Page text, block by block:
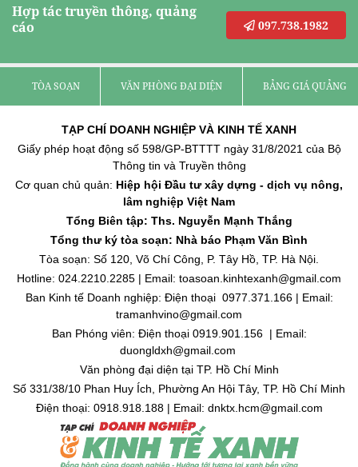
Hợp tác truyền thông, quảng
cáo
097.738.1982
TÒA SOẠN VĂN PHÒNG ĐẠI DIỆN BẢNG GIÁ QUẢNG
TẠP CHÍ DOANH NGHIỆP VÀ KINH TẾ XANH
Giấy phép hoạt động số 598/GP-BTTTT ngày 31/8/2021 của Bộ
Thông tin và Truyền thông
Cơ quan chủ quản: Hiệp hội Đầu tư xây dựng - dịch vụ nông,
lâm nghiệp Việt Nam
Tổng Biên tập: Ths. Nguyễn Mạnh Thắng
Tổng thư ký tòa soạn: Nhà báo Phạm Văn Bình
Tòa soạn: Số 120, Võ Chí Công, P. Tây Hồ, TP. Hà Nội.
Hotline: 024.2210.2285 | Email: toasoan.kinhtexanh@gmail.com
Ban Kinh tế Doanh nghiệp: Điện thoại 0977.371.166 | Email:
tramanhvino@gmail.com
Ban Phóng viên: Điện thoại 0919.901.156 | Email:
duongldxh@gmail.com
Văn phòng đại diện tại TP. Hồ Chí Minh
Số 331/38/10 Phan Huy Ích, Phường An Hội Tây, TP. Hồ Chí Minh
Điện thoại: 0918.918.188 | Email: dnktx.hcm@gmail.com